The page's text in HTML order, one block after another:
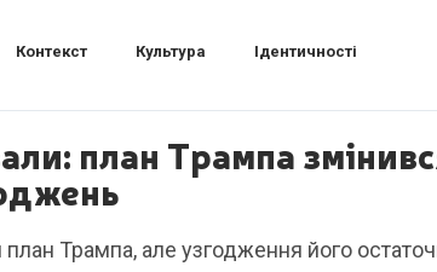
Контекст Культура Ідентичності
план Трампа
Трампа, але узгодження його